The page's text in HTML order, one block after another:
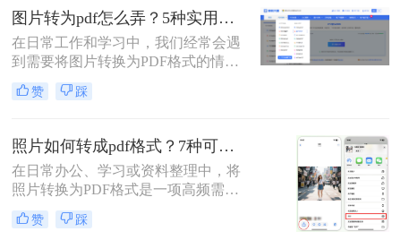
图片转为pdf怎么弄？5种实用转换方法详解！
在日常工作和学习中，我们经常会遇
到需要将图片转换为PDF格式的情
况。无论是整理证件照片、制作电子
相册，还是将扫描的文档统一格式，
掌握的基本技能。PDF格式具有跨平
台兼容性好、文件体积相对较小、易
于分享等优点，因此成为文档处理的
首选格式。本文将详细介绍5种实用
的图片转PDF方法，帮助您快速解决
转换需求。
赞 踩
照片如何转成pdf格式？7种可靠方法详解！
在日常办公、学习或资料整理中，将
照片转换为PDF格式是一项高频需
求。无论是扫描的合同、手写笔记，
还是拍摄的证件、课件，统一的PDF
赞 踩